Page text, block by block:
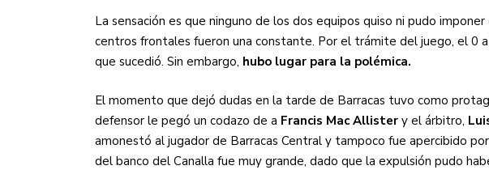
La sensación es que ninguno de los dos equipos quiso ni pudo
centros frontales fueron una constante. Por el trámite del juego, el 0
que sucedió. Sin embargo, hubo lugar para la polémica.
El momento que dejó dudas en la tarde de Barracas tuvo como
defensor le pegó un codazo de a Francis Mac Allister y el árbitro,
amonestó al jugador de Barracas Central y tampoco fue apercibido
del banco del Canalla fue muy grande, dado que la expulsión pudo